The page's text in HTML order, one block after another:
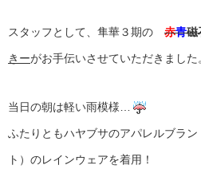
スタッフとして、隼華３期の 赤青磁
きーがお手伝いさせていただきました
当日の朝は軽い雨模様…
ふたりともハヤブサのアパレルブラ
ト）のレインウェアを着用！